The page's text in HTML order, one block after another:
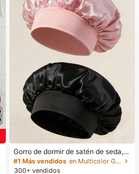
Gorro de dormir de satén de seda, a
decuado para cabello largo, trenza
s, rastas y cabello rizado. Suave, u
#1 Más vendidos
en Multicolor Gorros para el pelo para mujer
300+ vendidos